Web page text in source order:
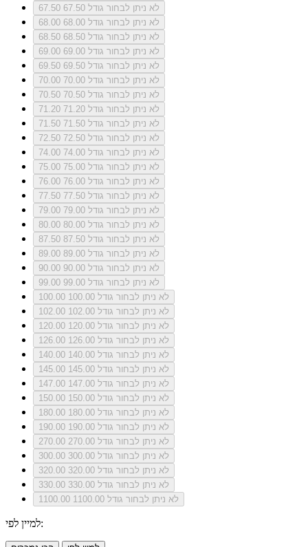
67.50
לא ניתן לבחור גודל 67.50
68.00
לא ניתן לבחור גודל 68.00
68.50
לא ניתן לבחור גודל 68.50
69.00
לא ניתן לבחור גודל 69.00
69.50
לא ניתן לבחור גודל 69.50
70.00
לא ניתן לבחור גודל 70.00
70.50
לא ניתן לבחור גודל 70.50
71.20
לא ניתן לבחור גודל 71.20
71.50
לא ניתן לבחור גודל 71.50
72.50
לא ניתן לבחור גודל 72.50
74.00
לא ניתן לבחור גודל 74.00
75.00
לא ניתן לבחור גודל 75.00
76.00
לא ניתן לבחור גודל 76.00
77.50
לא ניתן לבחור גודל 77.50
79.00
לא ניתן לבחור גודל 79.00
80.00
לא ניתן לבחור גודל 80.00
87.50
לא ניתן לבחור גודל 87.50
89.00
לא ניתן לבחור גודל 89.00
90.00
לא ניתן לבחור גודל 90.00
99.00
לא ניתן לבחור גודל 99.00
100.00
לא ניתן לבחור גודל 100.00
102.00
לא ניתן לבחור גודל 102.00
120.00
לא ניתן לבחור גודל 120.00
126.00
לא ניתן לבחור גודל 126.00
140.00
לא ניתן לבחור גודל 140.00
145.00
לא ניתן לבחור גודל 145.00
147.00
לא ניתן לבחור גודל 147.00
150.00
לא ניתן לבחור גודל 150.00
180.00
לא ניתן לבחור גודל 180.00
190.00
לא ניתן לבחור גודל 190.00
270.00
לא ניתן לבחור גודל 270.00
300.00
לא ניתן לבחור גודל 300.00
320.00
לא ניתן לבחור גודל 320.00
330.00
לא ניתן לבחור גודל 330.00
1100.00
לא ניתן לבחור גודל 1100.00
למיין לפי: